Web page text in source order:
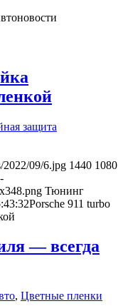
защита
2022/09/6.jpg 1440 1080
Тюнинг
Porsche 911 turbo
— всегда
, Цветные пленки